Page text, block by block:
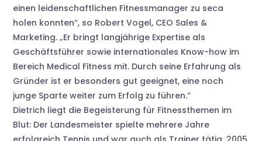
einen leidenschaftlichen Fitnessmanager zu seca
holen konnten“, so Robert Vogel, CEO Sales &
Marketing. „Er bringt langjährige Expertise als
Geschäftsführer sowie internationales Know-how im
Bereich Medical Fitness mit. Durch seine Erfahrung als
Gründer ist er besonders gut geeignet, eine noch
junge Sparte weiter zum Erfolg zu führen.“
Dietrich liegt die Begeisterung für Fitnessthemen im
Blut: Der Landesmeister spielte mehrere Jahre